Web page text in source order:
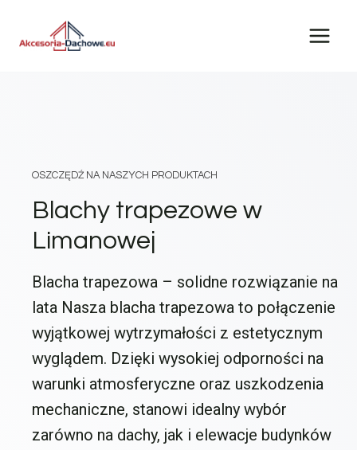
OSZCZĘDŹ NA NASZYCH PRODUKTACH
Blachy trapezowe w
Limanowej
Blacha trapezowa – solidne rozwiązanie na
lata Nasza blacha trapezowa to połączenie
wyjątkowej wytrzymałości z estetycznym
wyglądem. Dzięki wysokiej odporności na
warunki atmosferyczne oraz uszkodzenia
mechaniczne, stanowi idealny wybór
zarówno na dachy, jak i elewacje budynków